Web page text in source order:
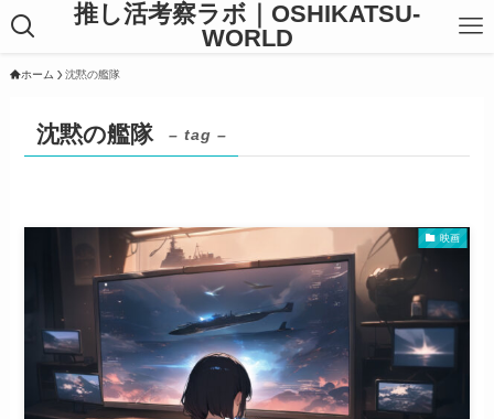
推し活考察ラボ｜OSHIKATSU-
WORLD
ホーム 沈黙の艦隊
沈黙の艦隊 – tag –
映画